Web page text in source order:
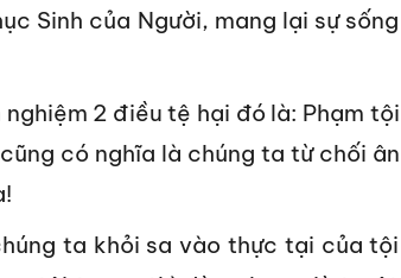
Sinh của Người, mang lại sự sống
2 điều tệ hại đó là: Phạm tội
có nghĩa là chúng ta từ chối ân
ta khỏi sa vào thực tại của tội